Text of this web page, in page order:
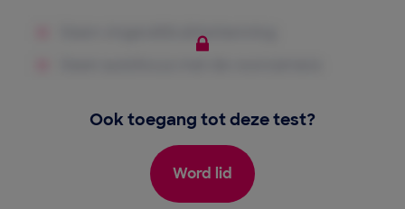
Ook toegang tot deze test?
Word lid